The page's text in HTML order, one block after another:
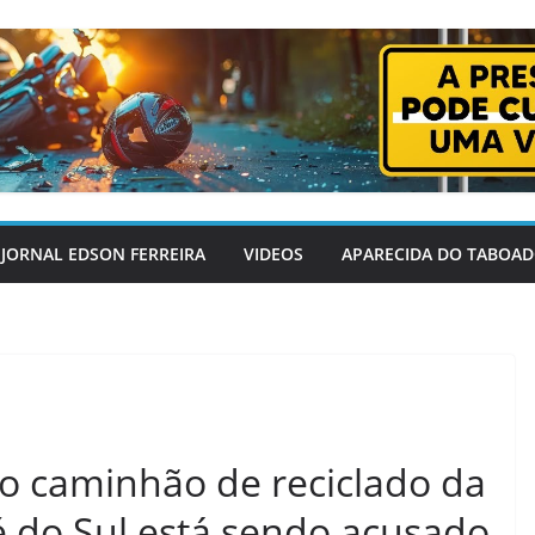
JORNAL EDSON FERREIRA VIDEOS APARECIDA DO
caminhão de reciclado da